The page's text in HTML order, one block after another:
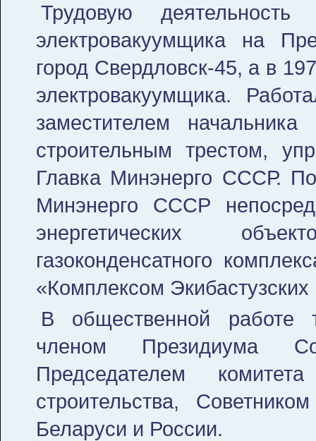
Трудовую
электровакуумщика на
город Свердловск-45, а в
электровакуумщика.
заместителем
строительным трестом,
Главка Минэнерго СССР.
Минэнерго СССР
энергетических
газоконденсатного
«Комплексом
В общественной работе
членом Президиума
Председателем
строительства,
Беларуси и России.